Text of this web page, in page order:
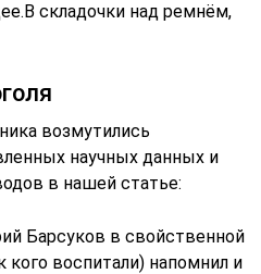
складочки над ремнём,
возмутились
научных данных и
в нашей статье:
Барсуков в свойственной
воспитали) напомнил и